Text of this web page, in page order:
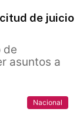
de juicio
de
asuntos a
Nacional